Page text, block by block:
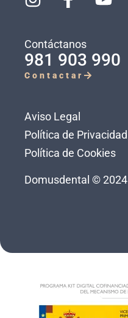
Contáctanos
981 903 990
Contactar
Aviso Legal
Política de Privacidad
Política de Cookies
Domusdental © 2024